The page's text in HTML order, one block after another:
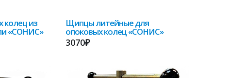
колец из
«СОНИС»
Щипцы литейные для
опоковых колец «СОНИС»
3070₽